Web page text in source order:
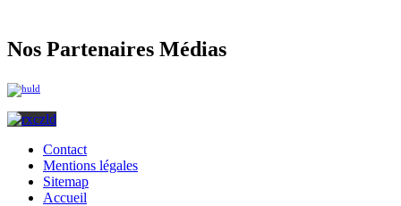
Nos Partenaires Médias
Contact
Mentions légales
Sitemap
Accueil